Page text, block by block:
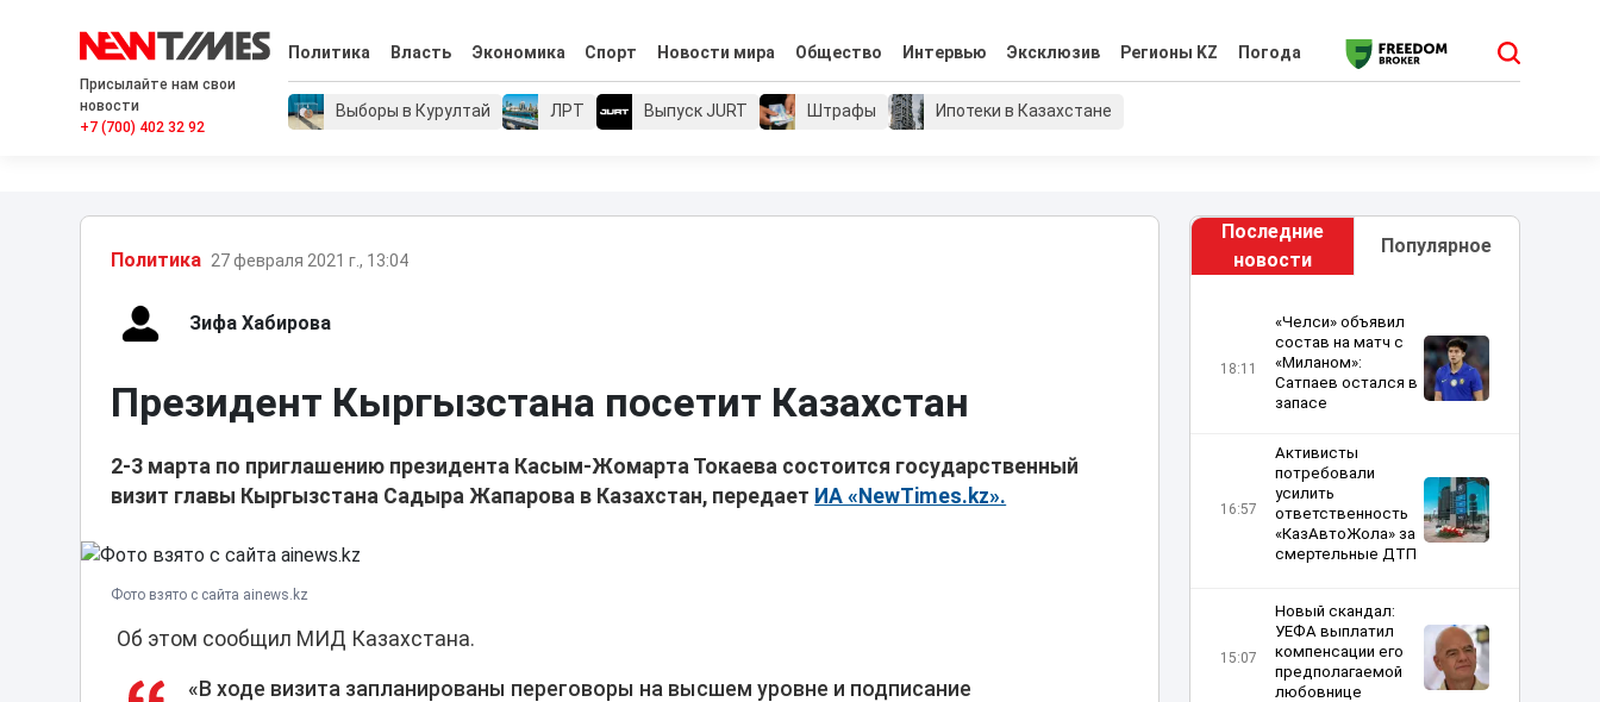
Присылайте нам свои
новости
+7 (700) 402 32 92
Политика Власть Экономика Спорт Новости мира Общество Интервью Эксклюзив Регионы KZ Погода
Выборы в Курултай ЛРТ Выпуск JURT Штрафы Ипотеки в Казахстане
Политика 27 февраля 2021 г., 13:04
Зифа Хабирова
Президент Кыргызстана посетит Казахстан
2-3 марта по приглашению президента Касым-Жомарта Токаева состоится государственный
визит главы Кыргызстана Садыра Жапарова в Казахстан, передает ИА «NewTimes.kz».
Фото взято с сайта ainews.kz
Об этом сообщил МИД Казахстана.
«В ходе визита запланированы переговоры на высшем уровне и подписание
Последние
новости
Популярное
18:11
«Челси» объявил
состав на матч с
«Миланом»:
Сатпаев остался в
запасе
16:57
Активисты
потребовали
усилить
ответственность
«КазАвтоЖола» за
смертельные ДТП
15:07
Новый скандал:
УЕФА выплатил
компенсации его
предполагаемой
любовнице